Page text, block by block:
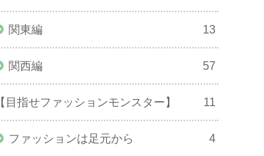
関東編 13
関西編 57
【目指せファッションモンスター】 11
ファッションは足元から 4